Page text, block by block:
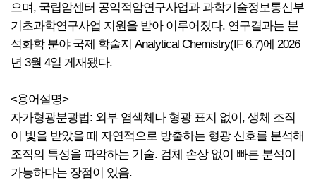
으며, 국립암센터 공익적암연구사업과 과학기술정보통신부
기초과학연구사업 지원을 받아 이루어졌다. 연구결과는 분
석화학 분야 국제 학술지 Analytical Chemistry(IF 6.7)에 2026
년 3월 4일 게재됐다.
<용어설명>
자가형광분광법: 외부 염색체나 형광 표지 없이, 생체 조직
이 빛을 받았을 때 자연적으로 방출하는 형광 신호를 분석해
조직의 특성을 파악하는 기술. 검체 손상 없이 빠른 분석이
가능하다는 장점이 있음.